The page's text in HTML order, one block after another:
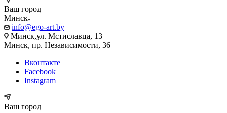
Ваш город
Минск
info@ego-art.by
Минск,ул. Мстиславца, 13
Минск, пр. Независимости, 36
Вконтакте
Facebook
Instagram
Ваш город